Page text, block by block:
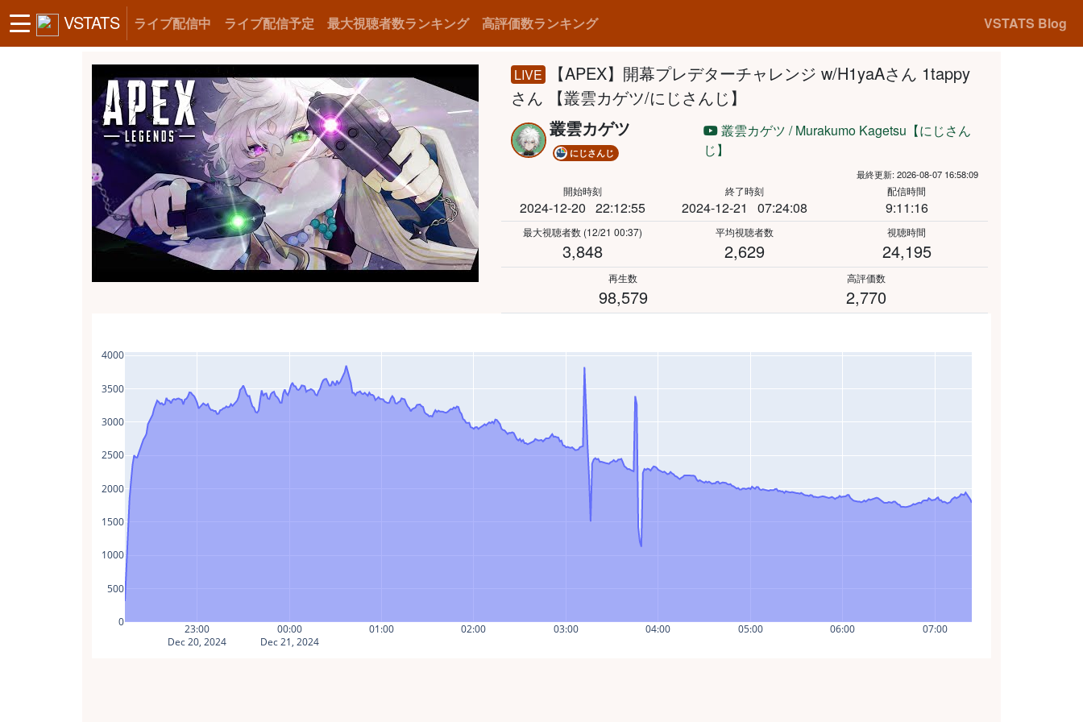
VSTATS ライブ配信中 ライブ配信予定 最大視聴者数ランキング 高評価数ランキング VSTATS Blog
LIVE
【APEX】開幕プレデターチャレンジ w/H1yaAさん 1tappy
さん 【叢雲カゲツ/にじさんじ】
叢雲カゲツ
にじさんじ
叢雲カゲツ / Murakumo Kagetsu【にじさん
じ】
最終更新: 2026-08-07 16:58:09
開始時刻
2024-12-20 22:12:55
終了時刻
2024-12-21 07:24:08
配信時間
9:11:16
最大視聴者数 (12/21 00:37)
3,848
平均視聴者数
2,629
視聴時間
24,195
再生数
98,579
高評価数
2,770
23:00
Dec 20, 2024
00:00
Dec 21, 2024
01:00 02:00 03:00 04:00 05:00 06:00 07:00
0
500
1000
1500
2000
2500
3000
3500
4000